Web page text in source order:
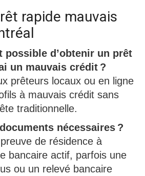
rapide mauvais
possible d’obtenir un prêt
un mauvais crédit ?
prêteurs locaux ou en ligne
à mauvais crédit sans
traditionnelle.​
nécessaires ?
de résidence à
bancaire actif, parfois une
ou un relevé bancaire